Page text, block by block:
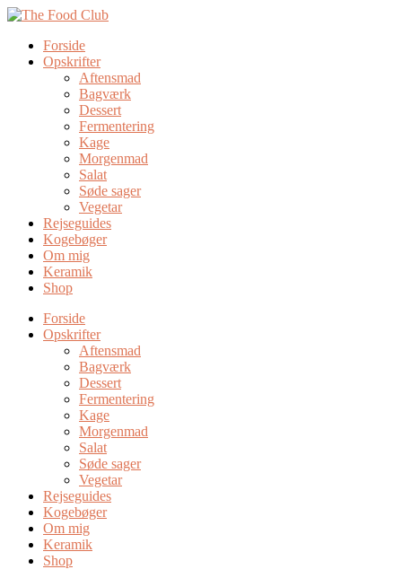
Forside
Opskrifter
Aftensmad
Bagværk
Dessert
Fermentering
Kage
Morgenmad
Salat
Søde sager
Vegetar
Rejseguides
Kogebøger
Om mig
Keramik
Shop
Forside
Opskrifter
Aftensmad
Bagværk
Dessert
Fermentering
Kage
Morgenmad
Salat
Søde sager
Vegetar
Rejseguides
Kogebøger
Om mig
Keramik
Shop